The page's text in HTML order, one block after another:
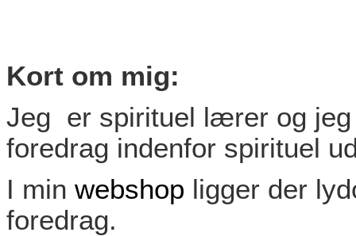
Kort om mig:
Jeg er spirituel lærer og
foredrag indenfor spirituel
I min webshop ligger der
foredrag.